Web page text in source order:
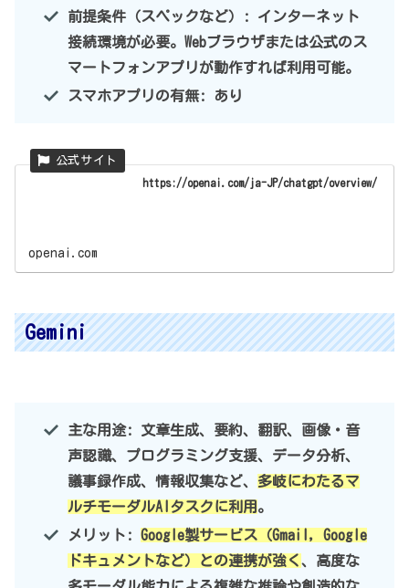
前提条件（スペックなど）: インターネット
接続環境が必要。Webブラウザまたは公式のス
マートフォンアプリが動作すれば利用可能。
スマホアプリの有無: あり
https://openai.com/ja-JP/chatgpt/overview/
openai.com
Gemini
主な用途: 文章生成、要約、翻訳、画像・音
声認識、プログラミング支援、データ分析、
議事録作成、情報収集など、 多岐にわたるマ
ルチモーダルAIタスクに利用 。
メリット: Google製サービス（Gmail, Google
ドキュメントなど）との連携が強く、高度な